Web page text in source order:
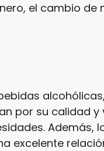
el cambio de
por su calidad y
Además,
excelente